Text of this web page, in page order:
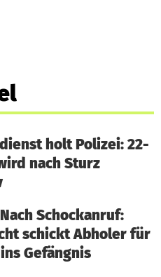
holt Polizei: 22-
nach Sturz
Schockanruf:
schickt Abholer für
Gefängnis